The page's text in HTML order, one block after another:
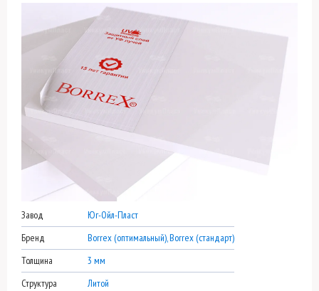
Завод
Юг-Ойл-Пласт
Бренд
Borrex (оптимальный), Borrex (стандарт)
Толщина
3 мм
Структура
Литой